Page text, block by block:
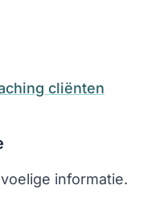
cliënten
informatie.